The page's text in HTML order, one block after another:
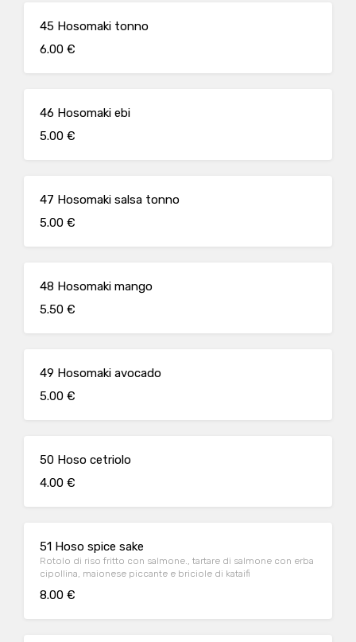
45 Hosomaki tonno
6.00 €
46 Hosomaki ebi
5.00 €
47 Hosomaki salsa tonno
5.00 €
48 Hosomaki mango
5.50 €
49 Hosomaki avocado
5.00 €
50 Hoso cetriolo
4.00 €
51 Hoso spice sake
Rotolo di riso fritto con salmone., tartare di salmone con erba
cipollina, maionese piccante e briciole di kataifi
8.00 €